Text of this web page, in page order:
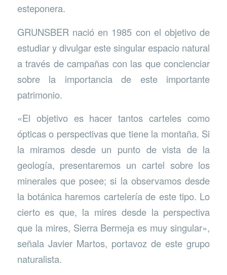
esteponera.
GRUNSBER nació en 1985 con el objetivo de
estudiar y divulgar este singular espacio natural
a través de campañas con las que concienciar
sobre la importancia de este importante
patrimonio.
«El objetivo es hacer tantos carteles como
ópticas o perspectivas que tiene la montaña. Si
la miramos desde un punto de vista de la
geología, presentaremos un cartel sobre los
minerales que posee; si la observamos desde
la botánica haremos cartelería de este tipo. Lo
cierto es que, la mires desde la perspectiva
que la mires, Sierra Bermeja es muy singular»,
señala Javier Martos, portavoz de este grupo
naturalista.